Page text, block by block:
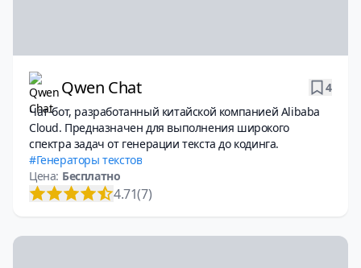
Qwen Chat
4
Чат-бот, разработанный китайской компанией Alibaba
Cloud. Предназначен для выполнения широкого
спектра задач от генерации текста до кодинга.
Генераторы текстов
Цена: Бесплатно
4.71(7)